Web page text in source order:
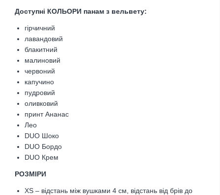
Доступні КОЛЬОРИ панам з вельвету:
гірчичний
лавандовий
блакитний
малиновий
червоний
капучино
пудровий
оливковий
принт Ананас
Лео
DUO Шоко
DUO Бордо
DUO Крем
РОЗМІРИ
XS – відстань між вушками 4 см, відстань від брів до